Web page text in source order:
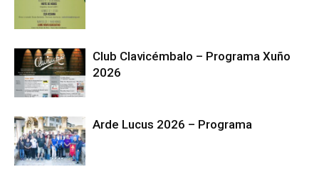
Club Clavicémbalo – Programa Xuño
2026
Arde Lucus 2026 – Programa